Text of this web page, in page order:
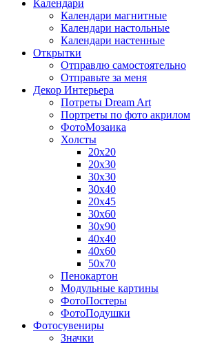
Календари
Календари магнитные
Календари настольные
Календари настенные
Открытки
Отправлю самостоятельно
Отправьте за меня
Декор Интерьера
Потреты Dream Art
Портреты по фото акрилом
ФотоМозаика
Холсты
20х20
20х30
30х30
30х40
20х45
30х60
30х90
40х40
40х60
50х70
Пенокартон
Модульные картины
ФотоПостеры
ФотоПодушки
Фотоcувениры
Значки